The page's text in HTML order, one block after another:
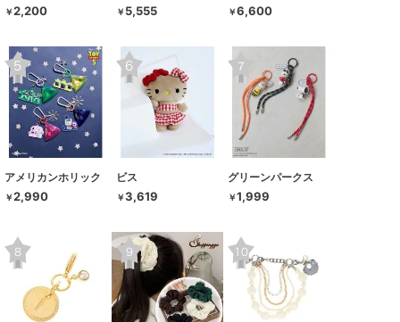
￥2,200 ￥ 5,555 ￥6,600
アメリカンホリック
￥2,990
ビス
￥3,619
グリーンパークス
￥1,999